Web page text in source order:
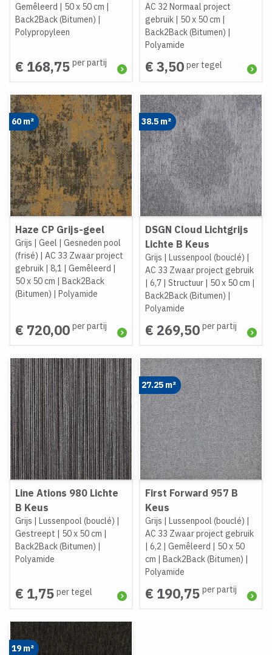
Gemêleerd | 50 x 50 cm |
Back2Back (Bitumen) |
Polypropyleen
€ 168,75 per partij
AC 32 Normaal project
gebruik | 50 x 50 cm |
Back2Back (Bitumen) |
Polyamide
€ 3,50 per tegel
60 m²
Haze CP Grijs-geel
Grijs | Geel | Gesneden pool
(frisé) | AC 33 Zwaar project
gebruik | 8,1 | Gemêleerd |
50 x 50 cm | Back2Back
(Bitumen) | Polyamide
€ 720,00 per partij
38.5 m²
DSGN Cloud Lichtgrijs
Lichte B Keus
Grijs | Lussenpool (bouclé) |
AC 33 Zwaar project gebruik
| 6,7 | Structuur | 50 x 50 cm |
Back2Back (Bitumen) |
Polyamide
€ 269,50 per partij
Line Ations 980 Lichte
B Keus
Grijs | Lussenpool (bouclé) |
Gestreept | 50 x 50 cm |
Back2Back (Bitumen) |
Polyamide
€ 1,75 per tegel
27.25 m²
First Forward 957 B
Keus
Grijs | Lussenpool (bouclé) |
AC 33 Zwaar project gebruik
| 6,2 | Gemêleerd | 50 x 50
cm | Back2Back (Bitumen) |
Polyamide
€ 190,75 per partij
19 m²